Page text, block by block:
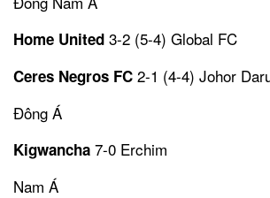
Home United 3-2 (5-4) Global FC
Ceres Negros FC 2-1 (4-4) Johor
Đông Á
Kigwancha 7-0 Erchim
Nam Á